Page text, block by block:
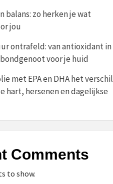
balans: zo herken je wat
jou
ontrafeld: van antioxidant in
voor je huid
met EPA en DHA het verschil
hart, hersenen en dagelijkse
Comments
to show.